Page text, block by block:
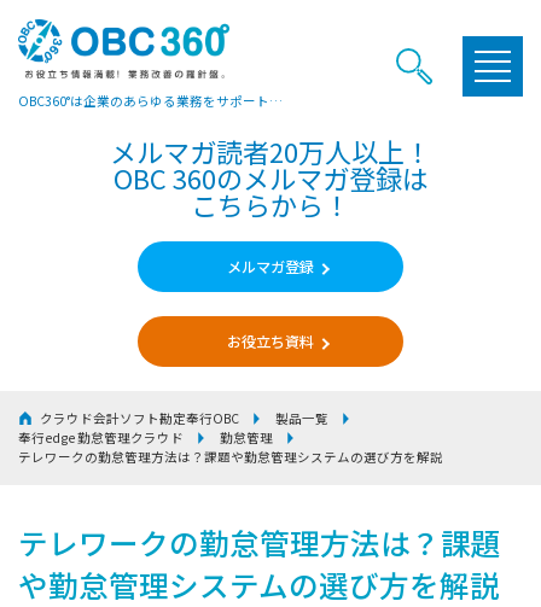
OBC360°は企業のあらゆる業務をサポートするヒントやお役立ち情報をご提供しています
メルマガ読者20万人以上！
OBC 360のメルマガ登録は
こちらから！
メルマガ登録
お役立ち資料
クラウド会計ソフト勘定奉行OBC
製品一覧
奉行edge 勤怠管理クラウド
勤怠管理
テレワークの勤怠管理方法は？課題や勤怠管理システムの選び方を解説
テレワークの勤怠管理方法は？課題
や勤怠管理システムの選び方を解説